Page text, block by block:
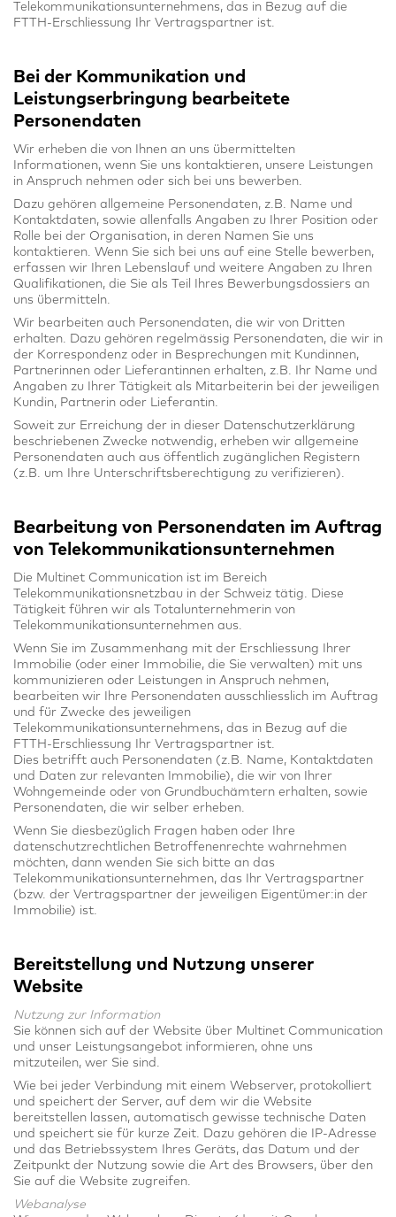
Telekommunikationsunternehmens, das in Bezug auf die
FTTH-Erschliessung Ihr Vertragspartner ist.
Bei der Kommunikation und
Leistungserbringung bearbeitete
Personendaten
Wir erheben die von Ihnen an uns übermittelten
Informationen, wenn Sie uns kontaktieren, unsere Leistungen
in Anspruch nehmen oder sich bei uns bewerben.
Dazu gehören allgemeine Personendaten, z.B. Name und
Kontaktdaten, sowie allenfalls Angaben zu Ihrer Position oder
Rolle bei der Organisation, in deren Namen Sie uns
kontaktieren. Wenn Sie sich bei uns auf eine Stelle bewerben,
erfassen wir Ihren Lebenslauf und weitere Angaben zu Ihren
Qualifikationen, die Sie als Teil Ihres Bewerbungsdossiers an
uns übermitteln.
Wir bearbeiten auch Personendaten, die wir von Dritten
erhalten. Dazu gehören regelmässig Personendaten, die wir in
der Korrespondenz oder in Besprechungen mit Kundinnen,
Partnerinnen oder Lieferantinnen erhalten, z.B. Ihr Name und
Angaben zu Ihrer Tätigkeit als Mitarbeiterin bei der jeweiligen
Kundin, Partnerin oder Lieferantin.
Soweit zur Erreichung der in dieser Datenschutzerklärung
beschriebenen Zwecke notwendig, erheben wir allgemeine
Personendaten auch aus öffentlich zugänglichen Registern
(z.B. um Ihre Unterschriftsberechtigung zu verifizieren).
Bearbeitung von Personendaten im Auftrag
von Telekommunikationsunternehmen
Die Multinet Communication ist im Bereich
Telekommunikationsnetzbau in der Schweiz tätig. Diese
Tätigkeit führen wir als Totalunternehmerin von
Telekommunikationsunternehmen aus.
Wenn Sie im Zusammenhang mit der Erschliessung Ihrer
Immobilie (oder einer Immobilie, die Sie verwalten) mit uns
kommunizieren oder Leistungen in Anspruch nehmen,
bearbeiten wir Ihre Personendaten ausschliesslich im Auftrag
und für Zwecke des jeweiligen
Telekommunikationsunternehmens, das in Bezug auf die
FTTH-Erschliessung Ihr Vertragspartner ist.
Dies betrifft auch Personendaten (z.B. Name, Kontaktdaten
und Daten zur relevanten Immobilie), die wir von Ihrer
Wohngemeinde oder von Grundbuchämtern erhalten, sowie
Personendaten, die wir selber erheben.
Wenn Sie diesbezüglich Fragen haben oder Ihre
datenschutzrechtlichen Betroffenenrechte wahrnehmen
möchten, dann wenden Sie sich bitte an das
Telekommunikationsunternehmen, das Ihr Vertragspartner
(bzw. der Vertragspartner der jeweiligen Eigentümer:in der
Immobilie) ist.
Bereitstellung und Nutzung unserer
Website
Nutzung zur Information
Sie können sich auf der Website über Multinet Communication
und unser Leistungsangebot informieren, ohne uns
mitzuteilen, wer Sie sind.
Wie bei jeder Verbindung mit einem Webserver, protokolliert
und speichert der Server, auf dem wir die Website
bereitstellen lassen, automatisch gewisse technische Daten
und speichert sie für kurze Zeit. Dazu gehören die IP-Adresse
und das Betriebssystem Ihres Geräts, das Datum und der
Zeitpunkt der Nutzung sowie die Art des Browsers, über den
Sie auf die Website zugreifen.
Webanalyse